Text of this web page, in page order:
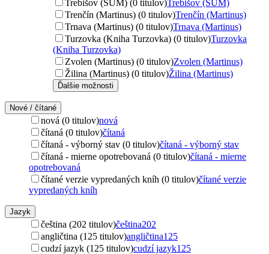
Trebišov (ŠUM) (0 titulov)Trebišov (ŠUM)
Trenčín (Martinus) (0 titulov)Trenčín (Martinus)
Trnava (Martinus) (0 titulov)Trnava (Martinus)
Turzovka (Kniha Turzovka) (0 titulov)Turzovka
(Kniha Turzovka)
Zvolen (Martinus) (0 titulov)Zvolen (Martinus)
Žilina (Martinus) (0 titulov)Žilina (Martinus)
Ďalšie možnosti
Nové / čítané
nová (0 titulov)nová
čítaná (0 titulov)čítaná
čítaná - výborný stav (0 titulov)čítaná - výborný stav
čítaná - mierne opotrebovaná (0 titulov)čítaná - mierne
opotrebovaná
čítané verzie vypredaných kníh (0 titulov)čítané verzie
vypredaných kníh
Jazyk
čeština (202 titulov)čeština202
angličtina (125 titulov)angličtina125
cudzí jazyk (125 titulov)cudzí jazyk125